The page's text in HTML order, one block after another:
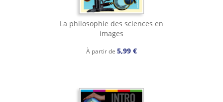
La philosophie des sciences en
images
À partir de 5,99 €